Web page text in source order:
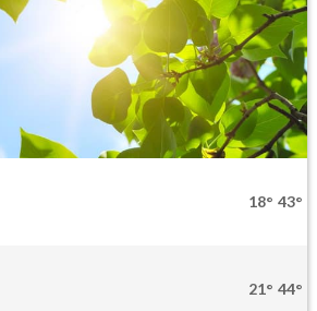
18° 43°
21° 44°